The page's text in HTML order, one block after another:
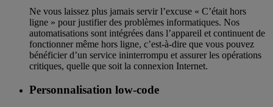
Ne vous laissez plus jamais servir l’excuse « C’était hors
ligne » pour justifier des problèmes informatiques. Nos
automatisations sont intégrées dans l’appareil et continuent de
fonctionner même hors ligne, c’est-à-dire que vous pouvez
bénéficier d’un service ininterrompu et assurer les opérations
critiques, quelle que soit la connexion Internet.
Personnalisation low-code